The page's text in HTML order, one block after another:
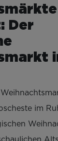
Der
im